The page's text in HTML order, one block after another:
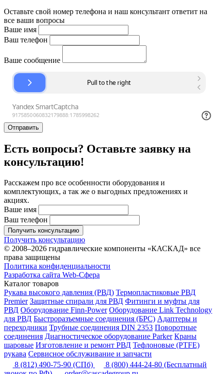
Оставьте свой номер телефона и наш консультант ответит на
все ваши вопросы
Ваше имя
Ваш телефон
Ваше сообщение
Отправить
Есть вопросы? Оставьте заявку на
консультацию!
Расскажем про все особенности оборудования и
комплектующих, а так же о выгодных предложениях и
акциях.
Ваше имя
Ваш телефон
Получить консультацию
Получить консультацию
© 2008–2026 гидравлические компоненты «КАСКАД» все
права защищены
Политика конфиденциальности
Разработка сайта Web-Сфера
Каталог товаров
Рукава высокого давления (РВД) Термопластиковые РВД
Premier Защитные спирали для РВД Фитинги и муфты для
РВД Оборудование Finn-Power Оборудование Link Technology
для РВД Быстроразъемные соединения (БРС) Адаптеры и
переходники Трубные соединения DIN 2353 Поворотные
соединения Диагностическое оборудование Parker Краны
шаровые Изготовление и ремонт РВД Тефлоновые (PTFE)
рукава Сервисное обслуживание и запчасти
8 (812) 490-75-90 (СПб) 8 (800) 444-24-80 (Бесплатный